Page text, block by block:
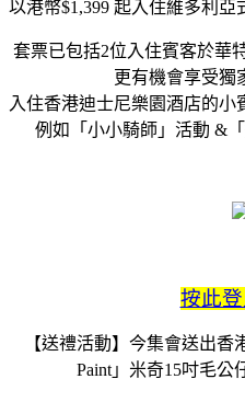
以港幣$1,399 起入住維多利亞
套票已包括2位入住賓客於華
更有機會享受獨
入住香港迪士尼樂園酒店的小
例如「小小騎師」活動 &
按此
【送禮活動】今集會送出
Paint」米奇15吋毛公